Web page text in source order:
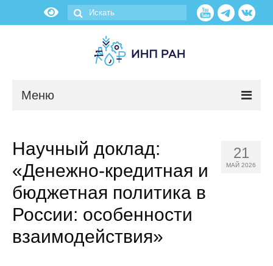
Меню
О нас
Научные подразделения
Администрация
21
МАЙ 2026
Научный доклад:
«Денежно-кредитная и
бюджетная политика в
России: особенности
взаимодействия»